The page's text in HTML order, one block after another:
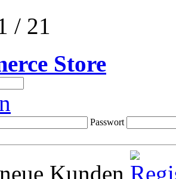
/ 21
Store
Passwort
Kunden